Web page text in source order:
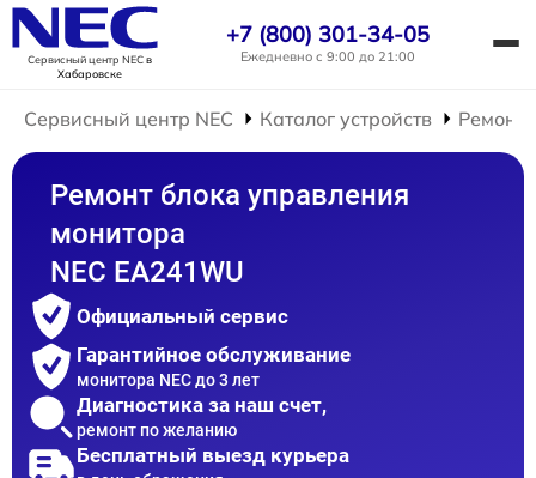
Сервисный центр NECв
Хабаровске
+7 (800) 301-34-05
Ежедневно с 9:00 до 21:00
Сервисный центр NEC Каталог устройств Ремонт
Ремонт блока управления
монитора
NEC EA241WU
Официальный сервис
Гарантийное обслуживание
монитора NEC до 3 лет
Диагностика за наш счет,
ремонт по желанию
Бесплатный выезд курьера